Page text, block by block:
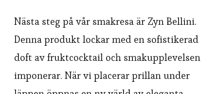
Nästa steg på vår smakresa är Zyn Bellini.
Denna produkt lockar med en sofistikerad
doft av fruktcocktail och smakupplevelsen
imponerar. När vi placerar prillan under